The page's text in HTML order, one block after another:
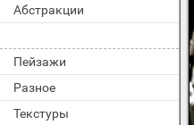
Абстракции
Пейзажи
Разное
Текстуры